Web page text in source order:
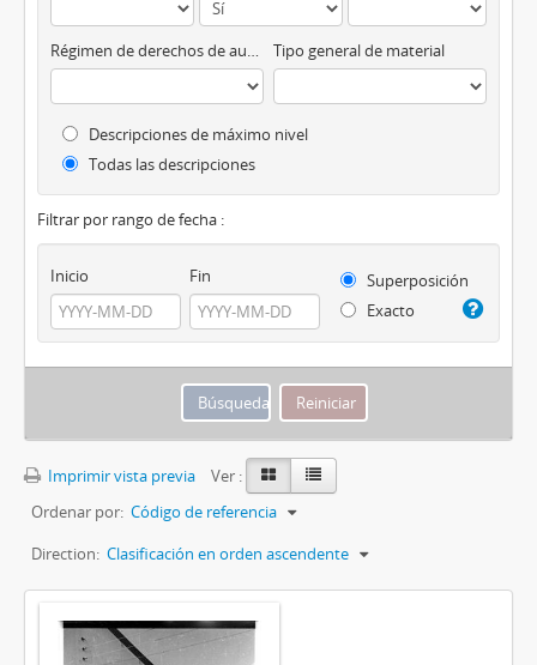
Régimen de derechos de autor Tipo general de material
Descripciones de máximo nivel
Todas las descripciones
Filtrar por rango de fecha :
Inicio Fin
Superposición
Exacto
Imprimir vista previa
Ver :
Ordenar por: Código de referencia
Direction: Clasificación en orden ascendente